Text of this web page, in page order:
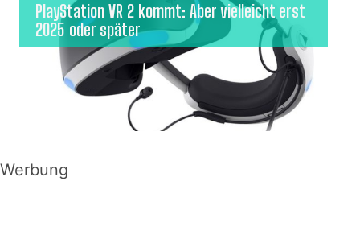
PlayStation VR 2 kommt: Aber vielleicht erst
2025 oder später
Werbung